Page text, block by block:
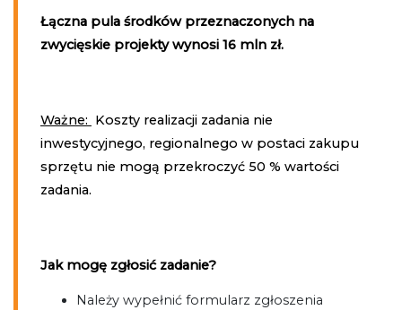
Łączna pula środków przeznaczonych na
zwycięskie projekty wynosi 16 mln zł.
Ważne: Koszty realizacji zadania nie
inwestycyjnego, regionalnego w postaci zakupu
sprzętu nie mogą przekroczyć 50 % wartości
zadania.
Jak mogę zgłosić zadanie?
Należy wypełnić formularz zgłoszenia